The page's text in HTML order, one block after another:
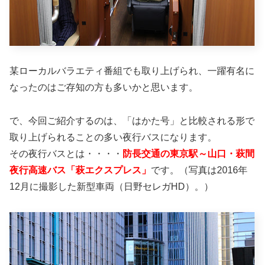
某ローカルバラエティ番組でも取り上げられ、一躍有名に
なったのはご存知の方も多いかと思います。
で、今回ご紹介するのは、「はかた号」と比較される形で
取り上げられることの多い夜行バスになります。
その夜行バスとは・・・・ 防長交通の東京駅～山口・萩間
夜行高速バス「萩エクスプレス」 です。（写真は2016年
12月に撮影した新型車両（日野セレガHD）。）